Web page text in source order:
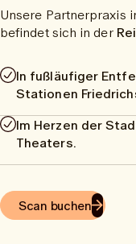
Unsere Partnerpraxis
befindet sich in der
In fußläufiger
Stationen
Im Herzen der
Theaters.
Scan buchen